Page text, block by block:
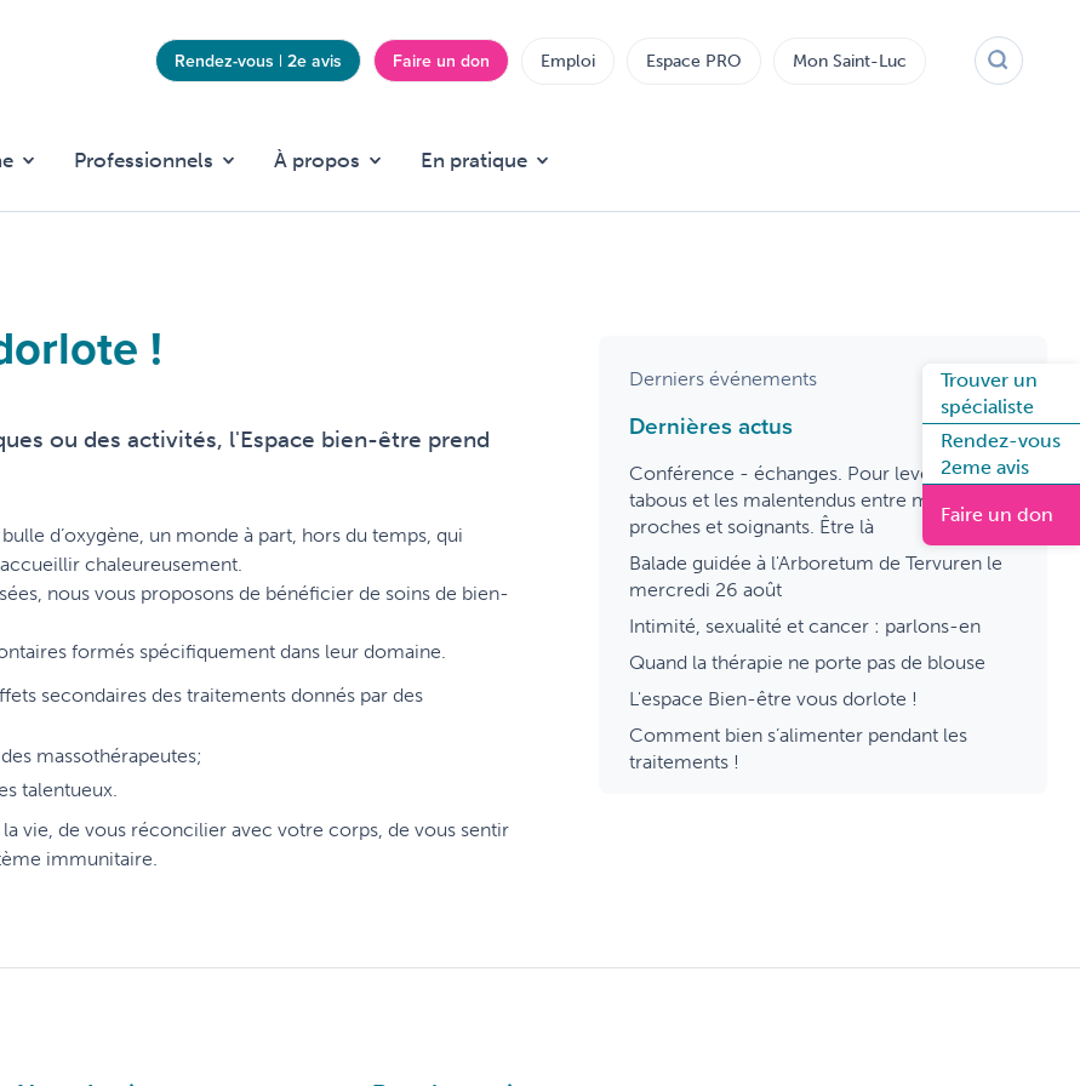
TopRendez-vous | 2e avis Faire un don Emploi Espace PRO Mon Saint-Luc
Professionnels À propos En pratique
Trouver un
spécialiste
Rendez-vous
2eme avis
Faire un don
!
ou des activités, l'Espace bien-être prend
d’oxygène, un monde à part, hors du temps, qui
chaleureusement.
nous vous proposons de bénéficier de soins de bien-
formés spécifiquement dans leur domaine.
secondaires des traitements donnés par des
massothérapeutes;
talentueux.
vie, de vous réconcilier avec votre corps, de vous sentir
immunitaire.
Derniers événements
Dernières actus
Conférence - échanges. Pour lever les
tabous et les malentendus entre malades,
proches et soignants. Être là
Balade guidée à l'Arboretum de Tervuren le
mercredi 26 août
Intimité, sexualité et cancer : parlons-en
Quand la thérapie ne porte pas de blouse
L'espace Bien-être vous dorlote !
Comment bien s’alimenter pendant les
traitements !